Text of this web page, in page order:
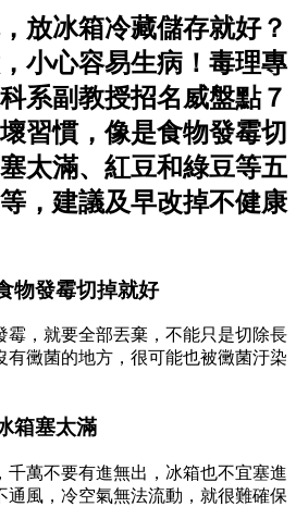
放冰箱冷藏儲存就好？
小心容易生病！毒理專
系副教授招名威盤點７
習慣，像是食物發霉切
太滿、紅豆和綠豆等五
，建議及早改掉不健康
物發霉切掉就好
霉，就要全部丟棄，不能只是切除長
有黴菌的地方，很可能也被黴菌汙染
箱塞太滿
千萬不要有進無出，冰箱也不宜塞進
通風，冷空氣無法流動，就很難確保